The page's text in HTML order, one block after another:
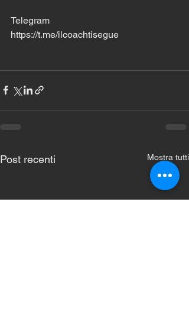
Telegram
https://t.me/ilcoachtisegue
Post recenti Mostra tutti